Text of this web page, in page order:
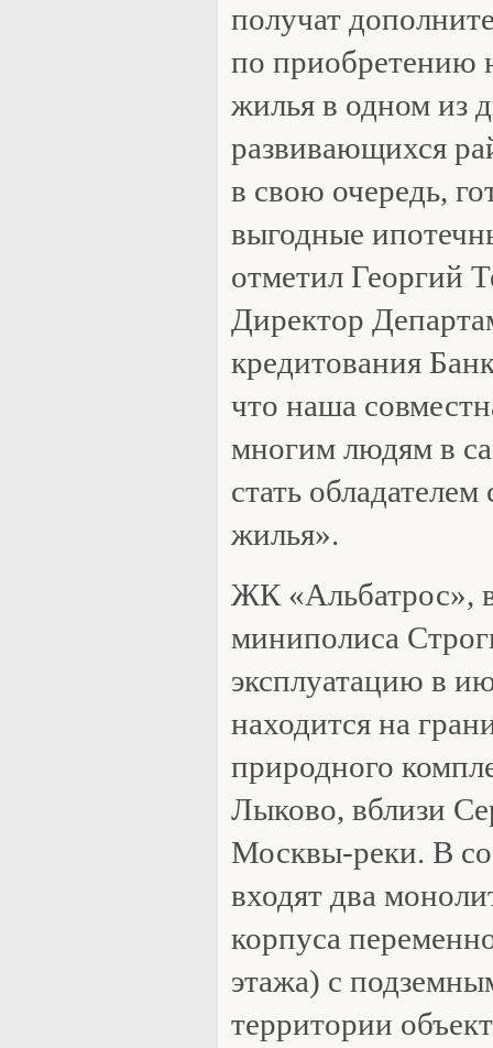
получат
по приобретению
жилья в одном из
развивающихся
в свою очередь,
выгодные
отметил Георгий
Директор
кредитования
что наша
многим людям в
стать
жилья».
ЖК «Альбатрос»,
миниполиса
эксплуатацию в
находится на
природного
Лыково, вблизи
Москвы-реки. В
входят два
корпуса
этажа) с
территории